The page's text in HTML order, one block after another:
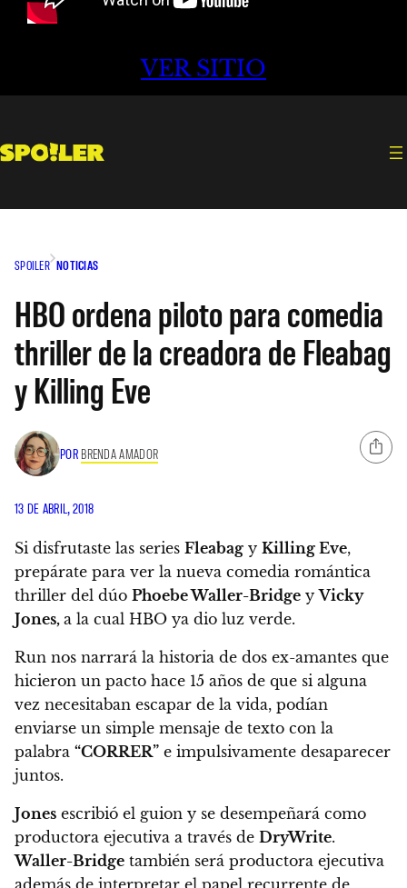
VER SITIO
SPOILER NOTICIAS
HBO ordena piloto para comedia
thriller de la creadora de Fleabag
y Killing Eve
POR BRENDA AMADOR
13 DE ABRIL, 2018
Si disfrutaste las series Fleabag y Killing Eve,
prepárate para ver la nueva comedia romántica
thriller del dúo Phoebe Waller-Bridge yVicky
Jones, a la cual HBO ya dio luz verde.
Run nos narrará la historia de dos ex-amantes que
hicieron un pacto hace 15 años de que si alguna
vez necesitaban escapar de la vida, podían
enviarse un simple mensaje de texto con la
palabra “CORRER” e impulsivamente desaparecer
juntos.
Jones escribió el guion y se desempeñará como
productora ejecutiva a través de DryWrite.
Waller-Bridge también será productora ejecutiva
además de interpretar el papel recurrente de